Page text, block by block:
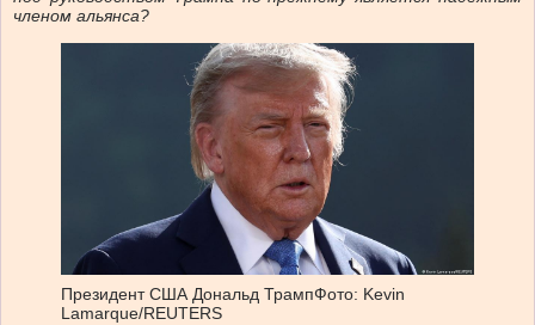
членом альянса?
Президент США Дональд ТрампФото: Kevin
Lamarque/REUTERS